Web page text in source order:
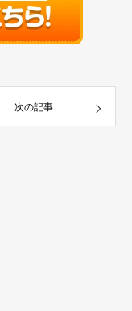
次の記事